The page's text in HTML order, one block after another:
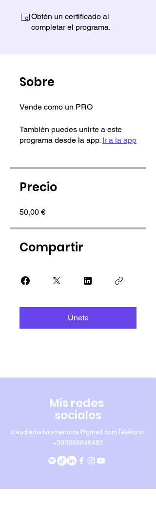
Obtén un certificado al
completar el programa.
Sobre
Vende como un PRO
También puedes unirte a este
programa desde la app. Ir a la app
Precio
50,00 €
Compartir
Únete
Mis redes
sociales
claudiadisilviomentora@gmail.comTeléfono:
+393889846482